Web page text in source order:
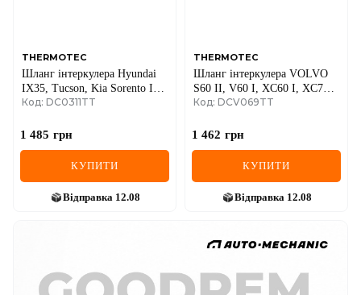
THERMOTEC
Шланг інтеркулера Hyundai
IX35, Tucson, Kia Sorento II,
Sportage III, Sportage IV
Код: DC0311TT
1 485 грн
КУПИТИ
Відправка 12.08
THERMOTEC
Шланг інтеркулера VOLVO
S60 II, V60 I, XC60 I, XC70
II 2.0/2.4D/2.5 09.12-12.18
Код: DCV069TT
1 462 грн
КУПИТИ
Відправка 12.08